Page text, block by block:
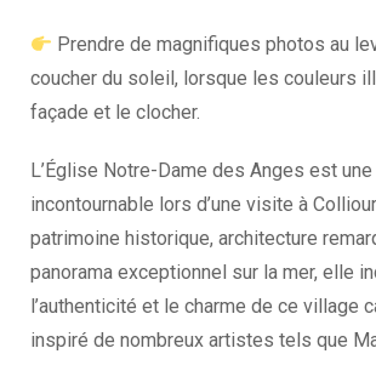
Prendre de magnifiques photos au
coucher du soleil, lorsque les couleurs
façade et le clocher.
L’Église Notre-Dame des Anges est
incontournable lors d’une visite à
patrimoine historique, architecture
panorama exceptionnel sur la mer, elle
l’authenticité et le charme de ce village
inspiré de nombreux artistes tels que